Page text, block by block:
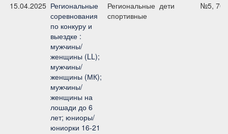
15.04.2025 Региональные
соревнования
по конкуру и
выездке :
мужчины/
женщины (LL);
мужчины/
женщины (МК);
мужчины/
женщины на
лошади до 6
лет; юниоры/
юниорки 16-21
Региональные
спортивные
дети №5, 70